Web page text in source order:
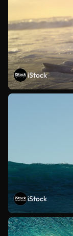
iStock
iStock